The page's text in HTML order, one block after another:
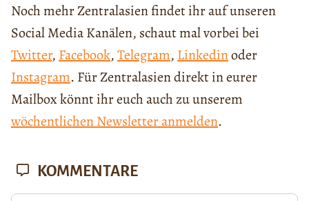
Noch mehr Zentralasien findet ihr auf unseren
Social Media Kanälen, schaut mal vorbei bei
Twitter, Facebook,Telegram, Linkedinoder
Instagram. Für Zentralasien direkt in eurer
Mailbox könnt ihr euch auch zu unserem
wöchentlichen Newsletter anmelden.
KOMMENTARE